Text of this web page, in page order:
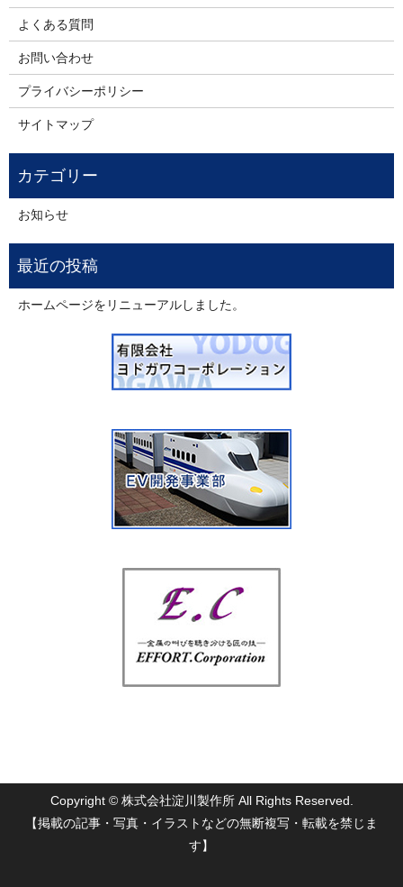
よくある質問
お問い合わせ
プライバシーポリシー
サイトマップ
お知らせ
ホームページをリニューアルしました。
Copyright © 株式会社淀川製作所 All Rights Reserved.
【掲載の記事・写真・イラストなどの無断複写・転載を禁じま
す】